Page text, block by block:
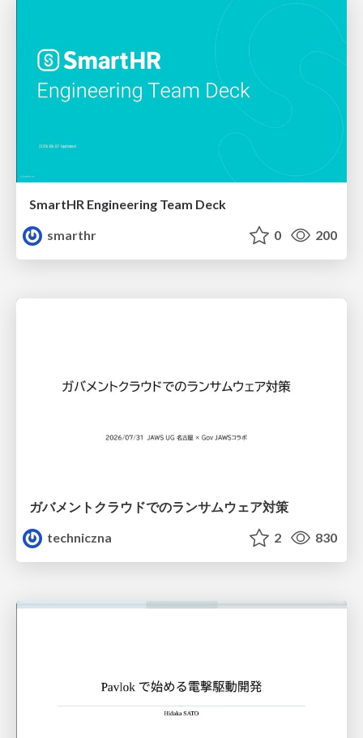
SmartHR Engineering Team Deck
smarthr
0 200
ガバメントクラウドでのランサムウェア対策
techniczna
2 830